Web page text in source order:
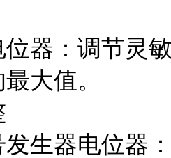
器：调节灵
大值。
生器电位器